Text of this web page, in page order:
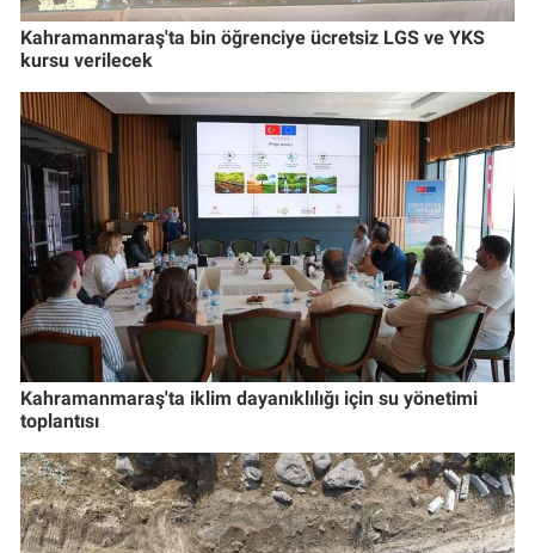
Kahramanmaraş'ta bin öğrenciye ücretsiz LGS ve YKS
kursu verilecek
Kahramanmaraş'ta iklim dayanıklılığı için su yönetimi
toplantısı